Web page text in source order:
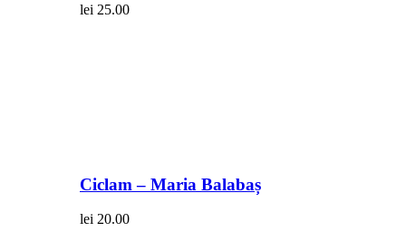
lei 25.00
Ciclam – Maria Balabaș
lei 20.00